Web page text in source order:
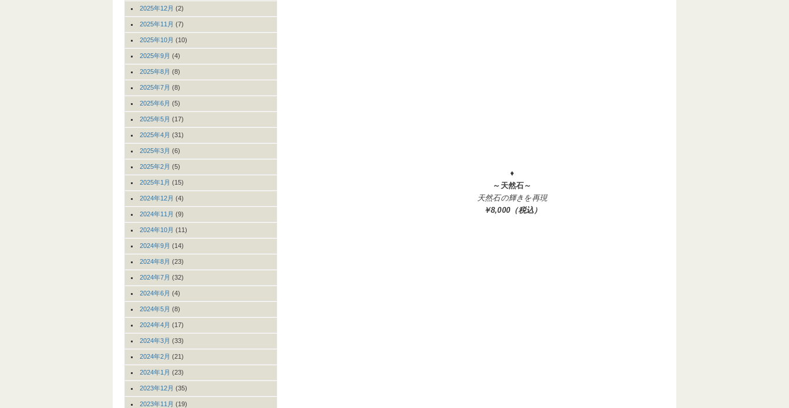
♦
～天然石～
天然石の輝きを再現
￥8,000（税込）
2025年12月 (2)
2025年11月 (7)
2025年10月 (10)
2025年9月 (4)
2025年8月 (8)
2025年7月 (8)
2025年6月 (5)
2025年5月 (17)
2025年4月 (31)
2025年3月 (6)
2025年2月 (5)
2025年1月 (15)
2024年12月 (4)
2024年11月 (9)
2024年10月 (11)
2024年9月 (14)
2024年8月 (23)
2024年7月 (32)
2024年6月 (4)
2024年5月 (8)
2024年4月 (17)
2024年3月 (33)
2024年2月 (21)
2024年1月 (23)
2023年12月 (35)
2023年11月 (19)